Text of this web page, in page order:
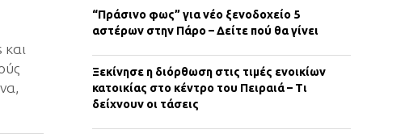
και
“Πράσινο φως” για νέο ξενοδοχείο 5
αστέρων στην Πάρο – Δείτε πού θα γίνει
Ξεκίνησε η διόρθωση στις τιμές ενοικίων
κατοικίας στο κέντρο του Πειραιά – Τι
δείχνουν οι τάσεις